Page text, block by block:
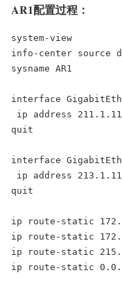
AR1配置过程：
system-view
info-center source
sysname AR1
interface
ip address
quit
interface
ip address
quit
ip route-static
ip route-static
ip route-static
ip route-static